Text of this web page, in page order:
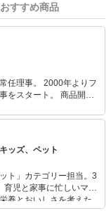
おすすめ商品
任理事。 2000年よりフ
をスタート。 商品開
ど、食に関する業務に
」を伝えています。 新
がら、古き良きもの、
スタイル。 ここでは、
に役立つ提案を行って
ッズ、ペット
ト」カテゴリー担当。3
育児と家事に忙しいママ
養とおいしさを考えた
ムを楽しむためのスイ